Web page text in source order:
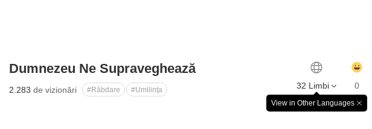
Dumnezeu Ne Supraveghează
2.283 de vizionări #Răbdare #Umilința 32 Limbi
View in Other Languages
창
릭
수
0